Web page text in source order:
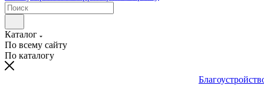
Каталог
По всему сайту
По каталогу